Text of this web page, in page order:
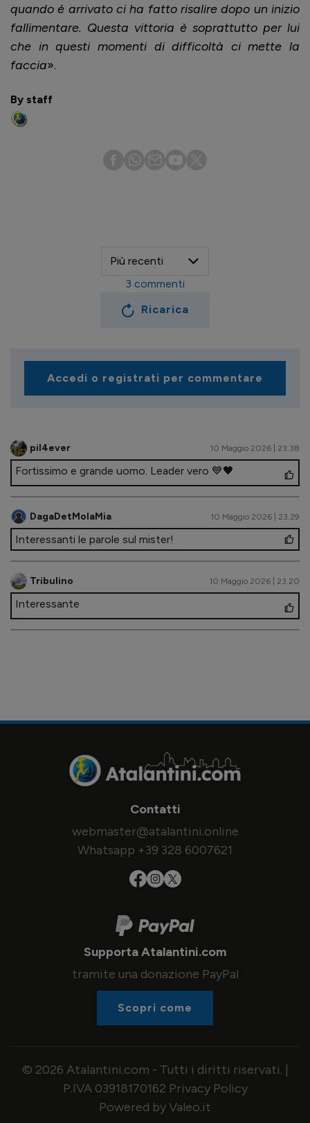
quando è arrivato ci ha fatto risalire dopo un inizio
fallimentare. Questa vittoria è soprattutto per lui
che in questi momenti di difficoltà ci mette la
faccia».
By staff
Ricarica
3 commenti
Accedi o registrati per commentare
pil4ever 10 Maggio 2026 | 23.38
Fortissimo e grande uomo. Leader vero 💙🖤
DagaDetMolaMia 10 Maggio 2026 | 23.29
Interessanti le parole sul mister!
Tribulino 10 Maggio 2026 | 23.20
Interessante
Contatti
webmaster@atalantini.online
Whatsapp +39 328 6007621
Supporta Atalantini.com
tramite una donazione PayPal
Scopri come
© 2026 Atalantini.com - Tutti i diritti riservati. |
P.IVA 03918170162 Privacy Policy
Powered by Valeo.it